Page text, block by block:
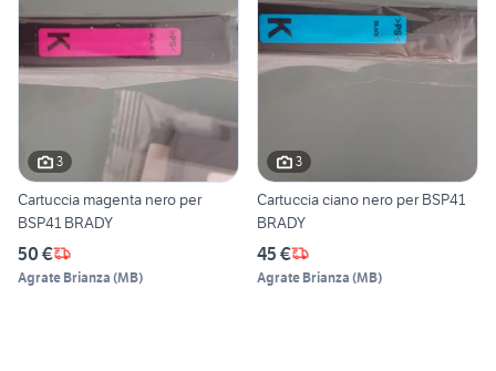
3
Cartuccia magenta nero per
BSP41 BRADY
50 €
Agrate Brianza (MB)
3
Cartuccia ciano nero per BSP41
BRADY
45 €
Agrate Brianza (MB)